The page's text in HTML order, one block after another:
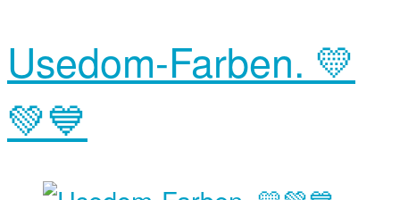
Usedom-Farben. 💛
💚💙